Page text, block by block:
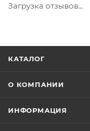
Загрузка отзывов...
КАТАЛОГ
О КОМПАНИИ
ИНФОРМАЦИЯ